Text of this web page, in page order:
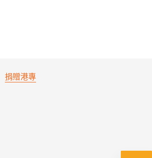
捐贈港專